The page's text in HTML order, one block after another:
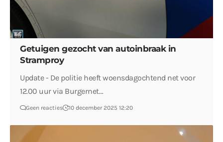
Getuigen gezocht van autoinbraak in
Stramproy
Update - De politie heeft woensdagochtend net voor
12.00 uur via Burgernet…
Geen reacties 10 december 2025 12:20